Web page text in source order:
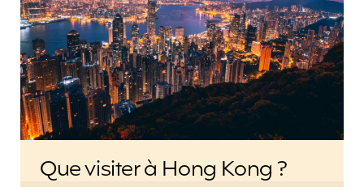
Que visiter à Hong Kong ?